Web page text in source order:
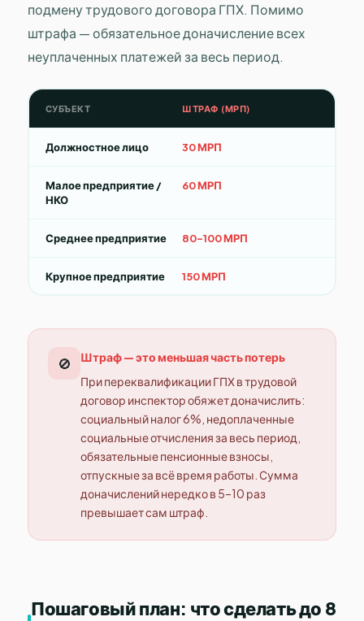
подмену трудового договора ГПХ. Помимо
штрафа — обязательное доначисление всех
неуплаченных платежей за весь период.
СУБЪЕКТ ШТРАФ (МРП)
Должностное лицо 30 МРП
Малое предприятие /
НКО
60 МРП
Среднее предприятие 80–100 МРП
Крупное предприятие 150 МРП
🚫
Штраф — это меньшая часть потерь
При переквалификации ГПХ в трудовой
договор инспектор обяжет доначислить:
социальный налог 6%, недоплаченные
социальные отчисления за весь период,
обязательные пенсионные взносы,
отпускные за всё время работы. Сумма
доначислений нередко в 5–10 раз
превышает сам штраф.
Пошаговый план: что сделать до 8